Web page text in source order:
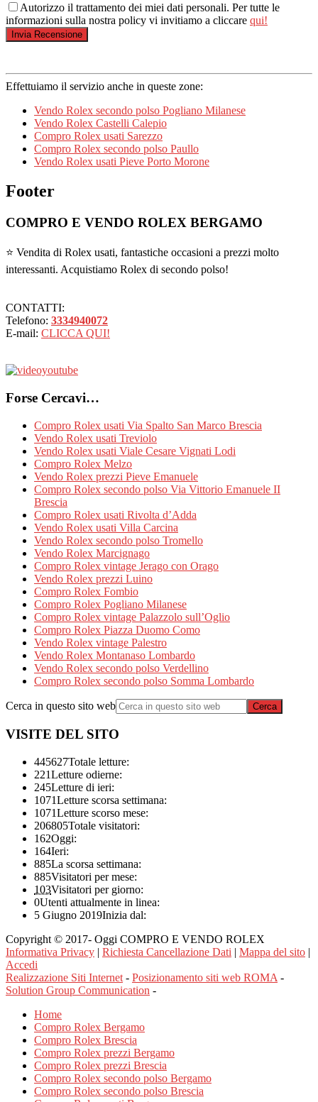
Autorizzo il trattamento dei miei dati personali. Per tutte le
informazioni sulla nostra policy vi invitiamo a cliccare qui!
Effettuiamo il servizio anche in queste zone:
Vendo Rolex secondo polso Pogliano Milanese
Vendo Rolex Castelli Calepio
Compro Rolex usati Sarezzo
Compro Rolex secondo polso Paullo
Vendo Rolex usati Pieve Porto Morone
Footer
COMPRO E VENDO ROLEX BERGAMO
⭐ Vendita di Rolex usati, fantastiche occasioni a prezzi molto
interessanti. Acquistiamo Rolex di secondo polso!
CONTATTI:
Telefono: 3334940072
E-mail: CLICCA QUI!
Forse Cercavi…
Compro Rolex usati Via Spalto San Marco Brescia
Vendo Rolex usati Treviolo
Vendo Rolex usati Viale Cesare Vignati Lodi
Compro Rolex Melzo
Vendo Rolex prezzi Pieve Emanuele
Compro Rolex secondo polso Via Vittorio Emanuele II
Brescia
Compro Rolex usati Rivolta d’Adda
Vendo Rolex usati Villa Carcina
Vendo Rolex secondo polso Tromello
Vendo Rolex Marcignago
Compro Rolex vintage Jerago con Orago
Vendo Rolex prezzi Luino
Compro Rolex Fombio
Compro Rolex Pogliano Milanese
Compro Rolex vintage Palazzolo sull’Oglio
Compro Rolex Piazza Duomo Como
Vendo Rolex vintage Palestro
Vendo Rolex Montanaso Lombardo
Vendo Rolex secondo polso Verdellino
Compro Rolex secondo polso Somma Lombardo
Cerca in questo sito web
VISITE DEL SITO
445627Totale letture:
221Letture odierne:
245Letture di ieri:
1071Letture scorsa settimana:
1071Letture scorso mese:
206805Totale visitatori:
162Oggi:
164Ieri:
885La scorsa settimana:
885Visitatori per mese:
103Visitatori per giorno:
0Utenti attualmente in linea:
5 Giugno 2019Inizia dal:
Copyright © 2017- Oggi COMPRO E VENDO ROLEX
Informativa Privacy | Richiesta Cancellazione Dati | Mappa del sito |
Accedi
Realizzazione Siti Internet - Posizionamento siti web ROMA -
Solution Group Communication -
Home
Compro Rolex Bergamo
Compro Rolex Brescia
Compro Rolex prezzi Bergamo
Compro Rolex prezzi Brescia
Compro Rolex secondo polso Bergamo
Compro Rolex secondo polso Brescia